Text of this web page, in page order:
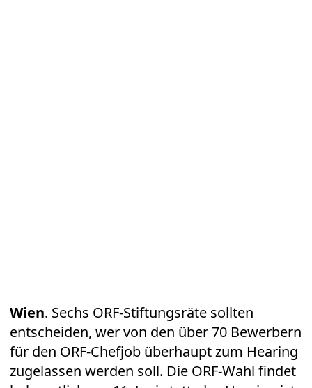
Wien. Sechs ORF-Stiftungsräte sollten
entscheiden, wer von den über 70 Bewerbern
für den ORF-Chefjob überhaupt zum Hearing
zugelassen werden soll. Die ORF-Wahl findet